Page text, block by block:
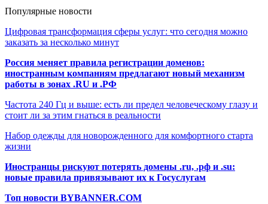
Популярные новости
Цифровая трансформация сферы услуг: что сегодня можно
заказать за несколько минут
Россия меняет правила регистрации доменов:
иностранным компаниям предлагают новый механизм
работы в зонах .RU и .РФ
Частота 240 Гц и выше: есть ли предел человеческому глазу и
стоит ли за этим гнаться в реальности
Набор одежды для новорожденного для комфортного старта
жизни
Иностранцы рискуют потерять домены .ru, .рф и .su:
новые правила привязывают их к Госуслугам
Топ новости BYBANNER.COM